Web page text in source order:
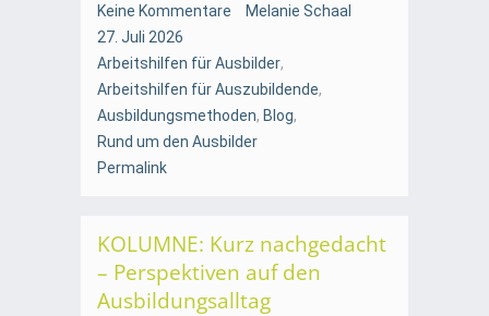
Keine Kommentare
Melanie Schaal
27. Juli 2026
Arbeitshilfen für Ausbilder,
Arbeitshilfen für Auszubildende,
Ausbildungsmethoden, Blog,
Rund um den Ausbilder
Permalink
KOLUMNE: Kurz nachgedacht
– Perspektiven auf den
Ausbildungsalltag